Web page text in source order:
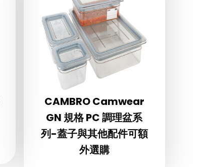
CAMBRO Camwear
GN 規格 PC 調理盆系
列-蓋子與其他配件可額
外選購